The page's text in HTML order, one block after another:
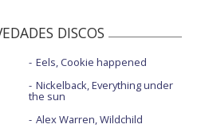
DISCOS
Eels, Cookie happened
Nickelback, Everything under
the sun
Alex Warren, Wildchild